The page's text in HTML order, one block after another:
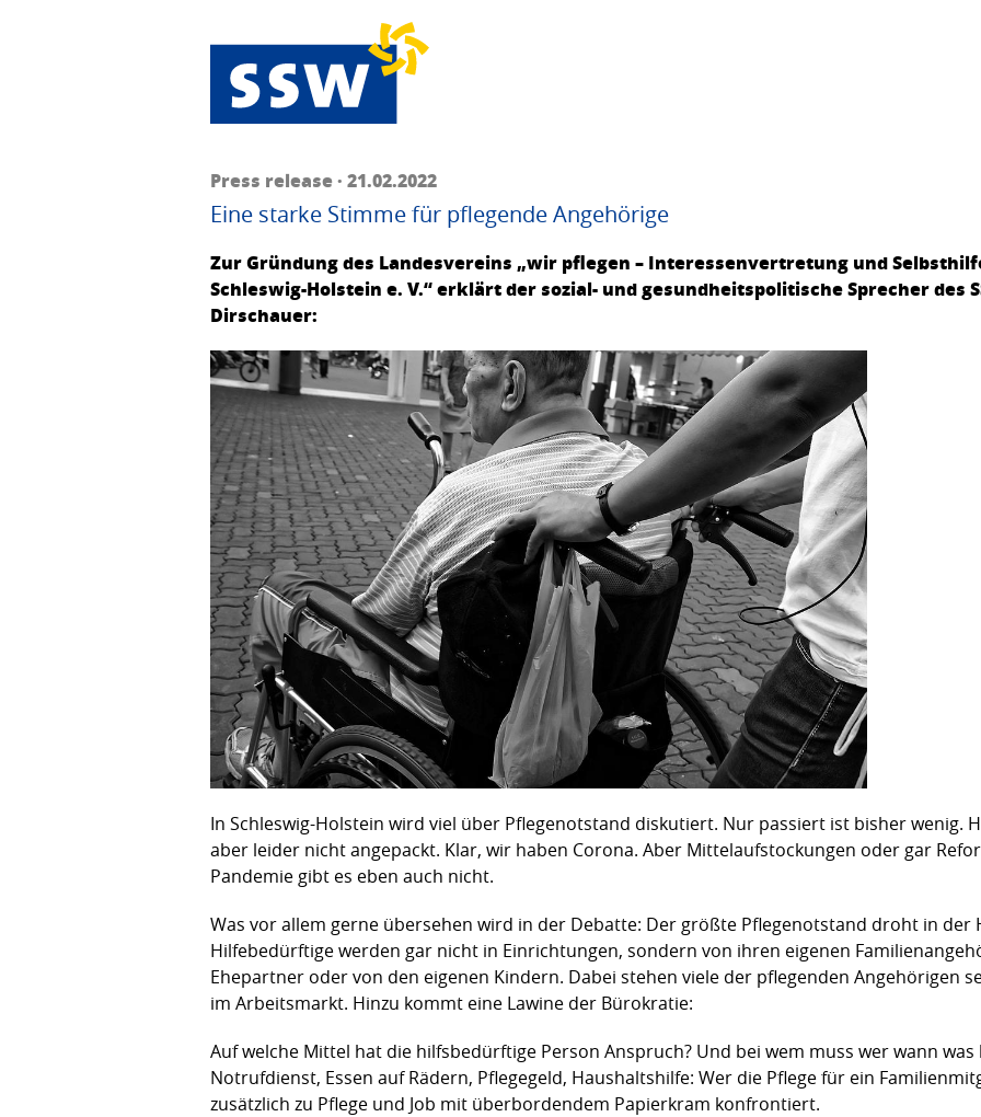
Press release · 21.02.2022
Eine starke Stimme für pflegende Angehörige
Zur Gründung des Landesvereins „wir pflegen – Interessenvertretung und
Schleswig-Holstein e. V.“ erklärt der sozial- und gesundheitspolitische Sprecher des
Dirschauer:
In Schleswig-Holstein wird viel über Pflegenotstand diskutiert. Nur passiert ist bisher wenig.
aber leider nicht angepackt. Klar, wir haben Corona. Aber Mittelaufstockungen oder gar
Pandemie gibt es eben auch nicht.
Was vor allem gerne übersehen wird in der Debatte: Der größte Pflegenotstand droht in
Hilfebedürftige werden gar nicht in Einrichtungen, sondern von ihren eigenen
Ehepartner oder von den eigenen Kindern. Dabei stehen viele der pflegenden Angehörigen
im Arbeitsmarkt. Hinzu kommt eine Lawine der Bürokratie:
Auf welche Mittel hat die hilfsbedürftige Person Anspruch? Und bei wem muss wer wann was
Notrufdienst, Essen auf Rädern, Pflegegeld, Haushaltshilfe: Wer die Pflege für ein
zusätzlich zu Pflege und Job mit überbordendem Papierkram konfrontiert.